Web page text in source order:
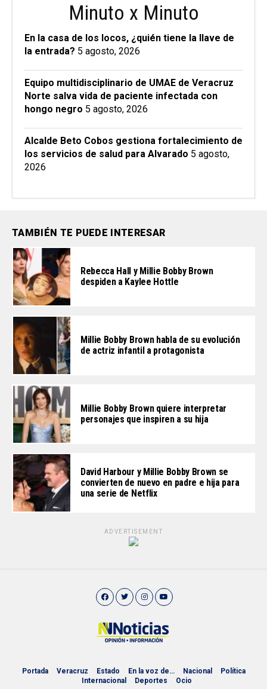
Minuto x Minuto
En la casa de los locos, ¿quién tiene la llave de
la entrada? 5 agosto, 2026
Equipo multidisciplinario de UMAE de Veracruz
Norte salva vida de paciente infectada con
hongo negro 5 agosto, 2026
Alcalde Beto Cobos gestiona fortalecimiento de
los servicios de salud para Alvarado 5 agosto,
2026
TAMBIÉN TE PUEDE INTERESAR
Rebecca Hall y Millie Bobby Brown
despiden a Kaylee Hottle
Millie Bobby Brown habla de su evolución
de actriz infantil a protagonista
Millie Bobby Brown quiere interpretar
personajes que inspiren a su hija
David Harbour y Millie Bobby Brown se
convierten de nuevo en padre e hija para
una serie de Netflix
ADVERTISEMENT
Portada Veracruz Estado En la voz de… Nacional
Política
Internacional
Deportes Ocio